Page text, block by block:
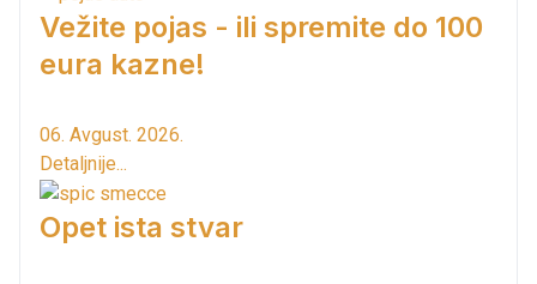
Vežite pojas - ili spremite do 100
eura kazne!
06. Avgust. 2026.
Detaljnije...
Opet ista stvar